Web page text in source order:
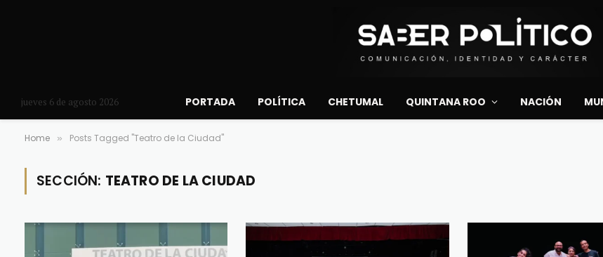
jueves 6 de agosto 2026 PORTADA POLÍTICA CHETUMAL QUINTANA ROO NACIÓN
Home » Posts Tagged "Teatro de la Ciudad"
SECCIÓN: TEATRO DE LA CIUDAD